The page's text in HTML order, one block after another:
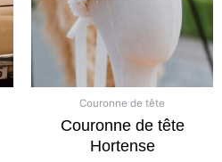
Couronne de tête
Couronne de tête
Hortense